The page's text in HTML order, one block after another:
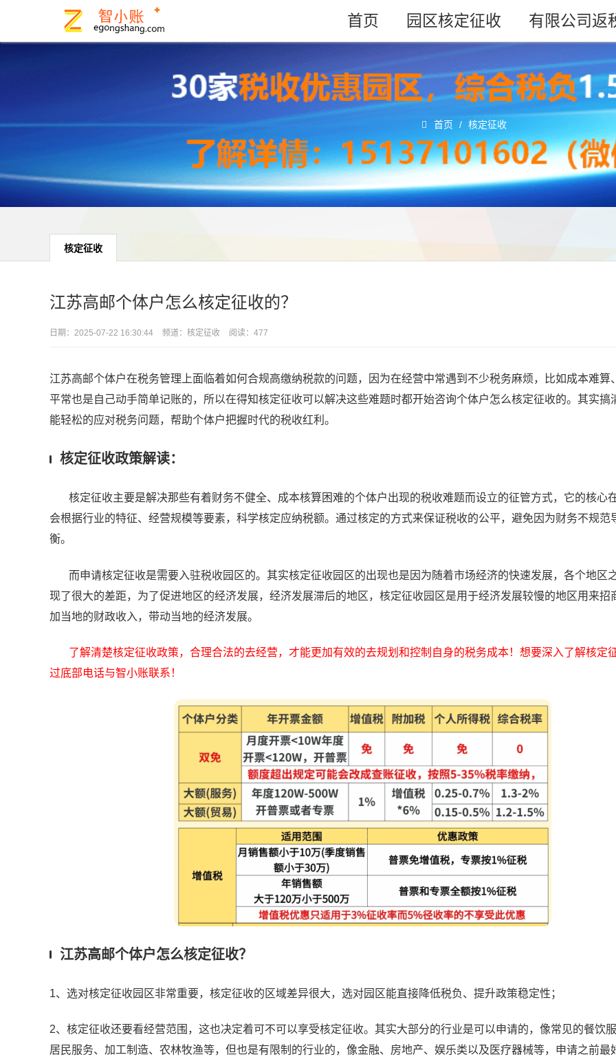
首页 园区核定征收 有限公司返
首页 / 核定征收
核定征收
江苏高邮个体户怎么核定征收的？
日期： 2025-07-22 16:30:44 频道： 核定征收 阅读：477
江苏高邮个体户在税务管理上面临着如何合规高缴纳税款的问题，因为在经营中常遇到不少税务麻烦，比如成本难算
平常也是自己动手简单记账的，所以在得知核定征收可以解决这些难题时都开始咨询个体户怎么核定征收的。其实搞
能轻松的应对税务问题，帮助个体户把握时代的税收红利。
核定征收政策解读：
核定征收主要是解决那些有着财务不健全、成本核算困难的个体户出现的税收难题而设立的征管方式，它的核心
会根据行业的特征、经营规模等要素，科学核定应纳税额。通过核定的方式来保证税收的公平，避免因为财务不规范
衡。
而申请核定征收是需要入驻税收园区的。其实核定征收园区的出现也是因为随着市场经济的快速发展，各个地区
现了很大的差距，为了促进地区的经济发展，经济发展滞后的地区，核定征收园区是用于经济发展较慢的地区用来招
加当地的财政收入，带动当地的经济发展。
了解清楚核定征收政策，合理合法的去经营，才能更加有效的去规划和控制自身的税务成本！想要深入了解核定
过底部电话与智小账联系！
江苏高邮个体户怎么核定征收？
1、选对核定征收园区非常重要，核定征收的区域差异很大，选对园区能直接降低税负、提升政策稳定性；
2、核定征收还要看经营范围，这也决定着可不可以享受核定征收。其实大部分的行业是可以申请的，像常见的餐饮
居民服务、加工制造、农林牧渔等，但也是有限制的行业的，像金融、房地产、娱乐类以及医疗器械等，申请之前最